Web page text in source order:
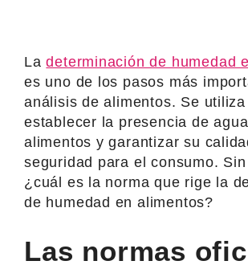
Ladeterminación de humedad
es uno de los pasos más
análisis de alimentos. Se utiliza
establecer la presencia de
alimentos y garantizar su
seguridad para el consumo.
¿cuál es la norma que rige la
de humedad en alimentos?
Las normas